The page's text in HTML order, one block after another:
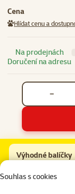
Souhlas s cookies
Cena
Hlídat cenu a
Na prodejnách
Doručení na adresu
−
Spojka k autopásu Trixie
Do košíku
Výhodné balíčky
Na začátek